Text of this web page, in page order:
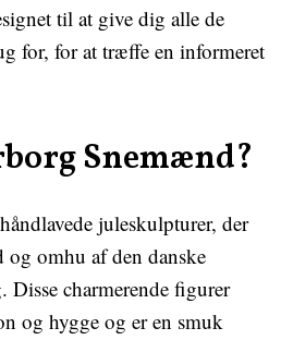
til at give dig alle de
for, for at træffe en informeret
Snemænd?
juleskulpturer, der
omhu af den danske
charmerende figurer
og hygge og er en smuk